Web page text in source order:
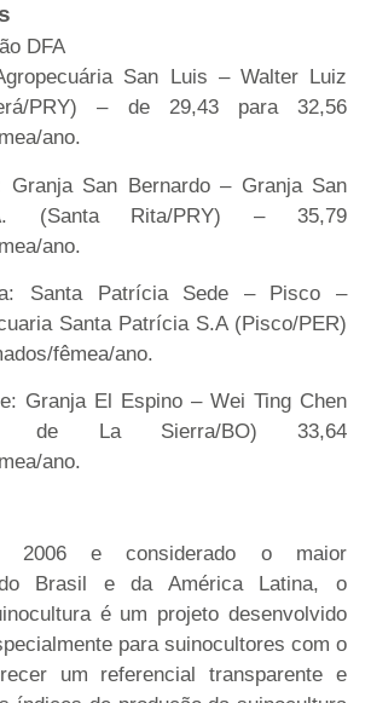
DFA
San Luis – Walter Luiz
PRY) – de 29,43 para 32,56
ano.
Granja San Bernardo – Granja San
(Santa Rita/PRY) – 35,79
ano.
Santa Patrícia Sede – Pisco –
Santa Patrícia S.A (Pisco/PER)
fêmea/ano.
Granja El Espino – Wei Ting Chen
de La Sierra/BO) 33,64
ano.
2006 e considerado o maior
do Brasil e da América Latina, o
é um projeto desenvolvido
para suinocultores com o
um referencial transparente e